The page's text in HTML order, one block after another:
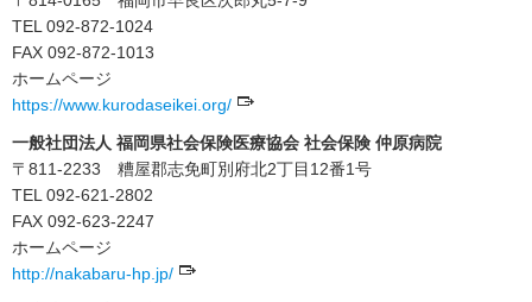
TEL 092-872-1024
FAX 092-872-1013
ホームページ
https://www.kurodaseikei.org/
一般社団法人 福岡県社会保険医療協会 社会保険 仲原病院
〒811-2233 糟屋郡志免町別府北2丁目12番1号
TEL 092-621-2802
FAX 092-623-2247
ホームページ
http://nakabaru-hp.jp/